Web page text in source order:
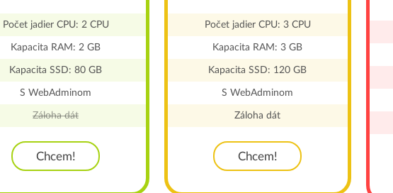
Počet jadier CPU: 2 CPU
Kapacita RAM: 2 GB
Kapacita SSD: 80 GB
S WebAdminom
Záloha dát
Chcem!
Počet jadier CPU: 3 CPU
Kapacita RAM: 3 GB
Kapacita SSD: 120 GB
S WebAdminom
Záloha dát
Chcem!